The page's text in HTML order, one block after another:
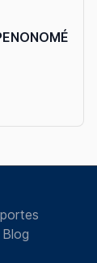
EN PENONOMÉ
Blog